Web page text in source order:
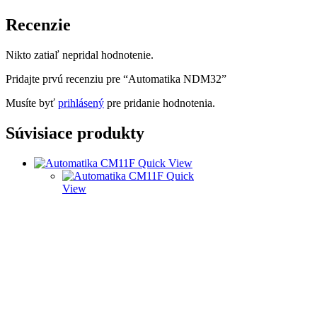
Recenzie
Nikto zatiaľ nepridal hodnotenie.
Pridajte prvú recenziu pre “Automatika NDM32”
Musíte byť prihlásený pre pridanie hodnotenia.
Súvisiace produkty
Quick View
Quick
View